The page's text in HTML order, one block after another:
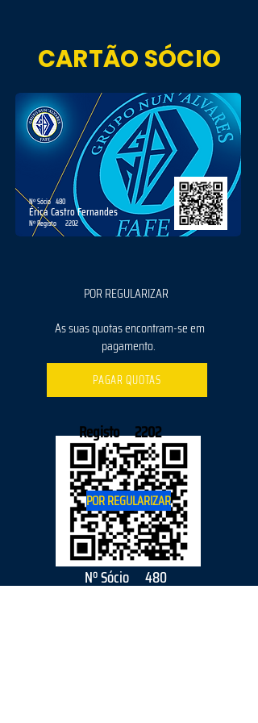
CARTÃO SÓCIO
480
Nº Sócio
Érica Castro Fernandes
2202
Nº Registo
POR REGULARIZAR
As suas quotas encontram-se em
pagamento.
PAGAR QUOTAS
480
Nº Sócio
Registo 2202
POR REGULARIZAR